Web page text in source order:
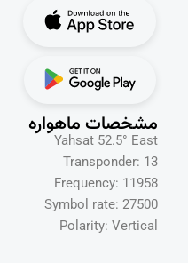
مشخصات ماهواره
Yahsat 52.5° East
Transponder: 13
Frequency: 11958
Symbol rate: 27500
Polarity: Vertical